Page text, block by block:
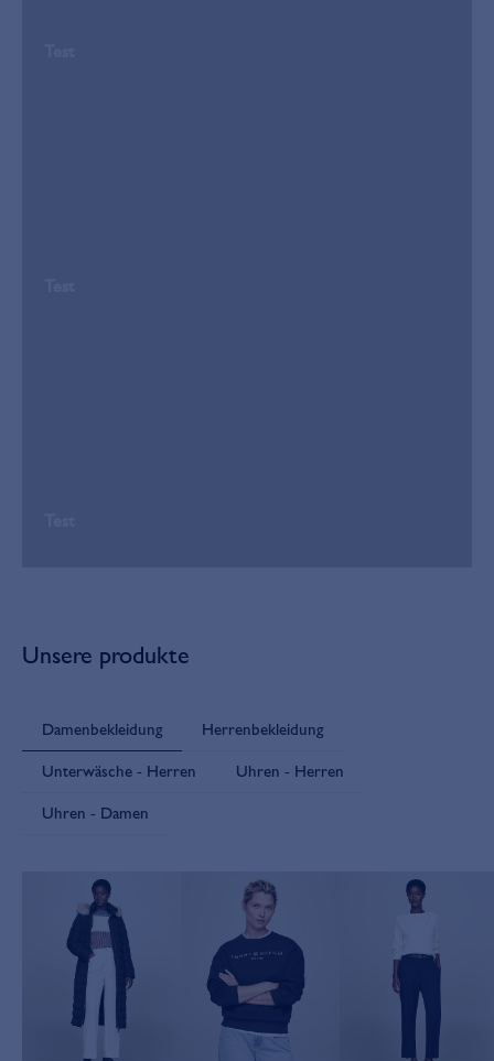
Unsere produkte
Damenbekleidung Herrenbekleidung
Unterwäsche - Herren Uhren - Herren
Uhren - Damen